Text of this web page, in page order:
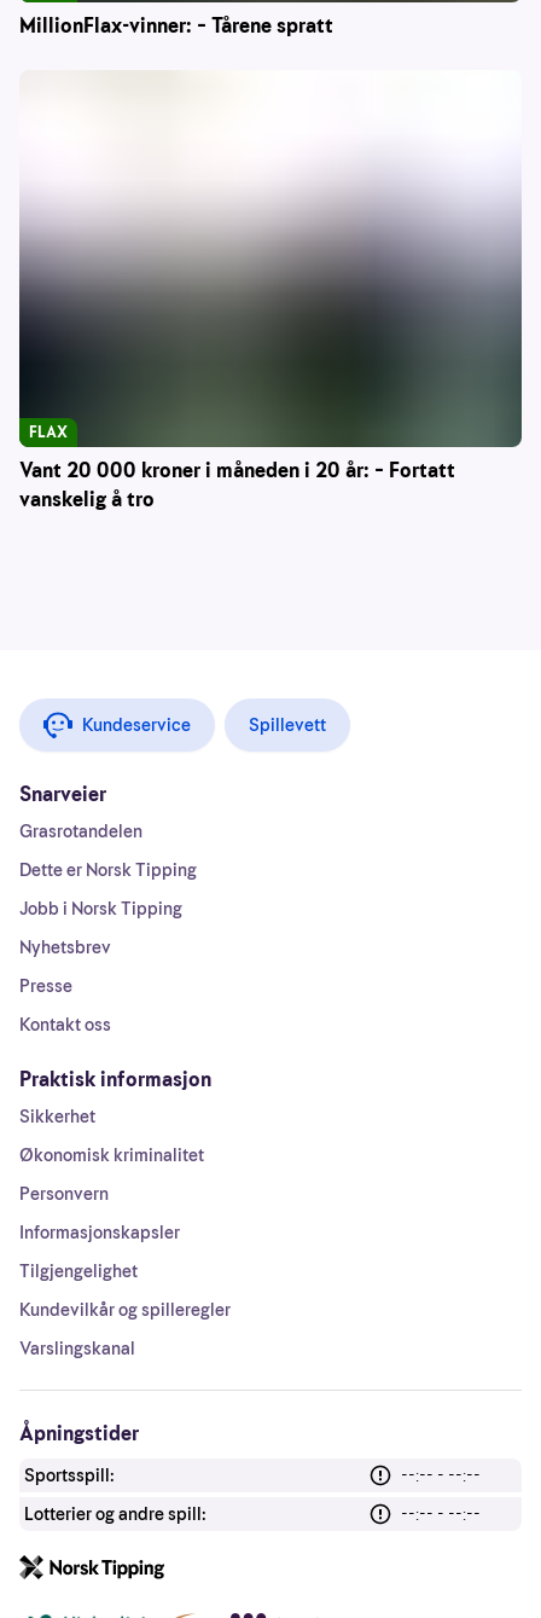
MillionFlax-vinner: – Tårene spratt
Vant 20 000 kroner i måneden i 20 år: – Fortatt
vanskelig å tro
FLAX
Kundeservice Spillevett
Snarveier
Grasrotandelen
Dette er Norsk Tipping
Jobb i Norsk Tipping
Nyhetsbrev
Presse
Kontakt oss
Praktisk informasjon
Sikkerhet
Økonomisk kriminalitet
Personvern
Informasjonskapsler
Tilgjengelighet
Kundevilkår og spilleregler
Varslingskanal
Åpningstider
Sportsspill:
--:-- - --:--
Lotterier og andre spill:
--:-- - --:--